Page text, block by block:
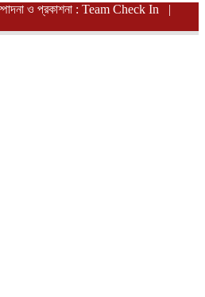
ও প্রকাশনা : Team Check In |